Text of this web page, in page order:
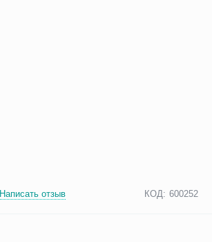
Написать отзыв КОД: 600252